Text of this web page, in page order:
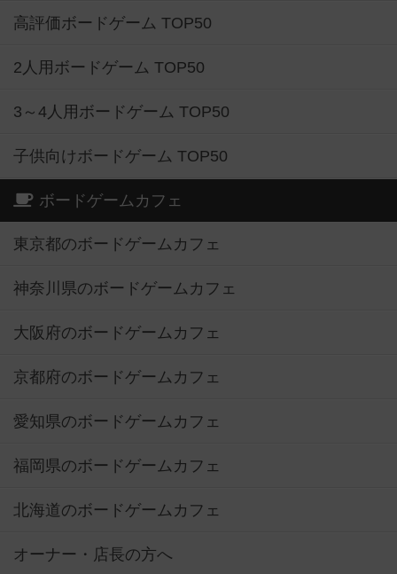
高評価ボードゲーム TOP50
2人用ボードゲーム TOP50
3～4人用ボードゲーム TOP50
子供向けボードゲーム TOP50
ボードゲームカフェ
東京都のボードゲームカフェ
神奈川県のボードゲームカフェ
大阪府のボードゲームカフェ
京都府のボードゲームカフェ
愛知県のボードゲームカフェ
福岡県のボードゲームカフェ
北海道のボードゲームカフェ
オーナー・店長の方へ